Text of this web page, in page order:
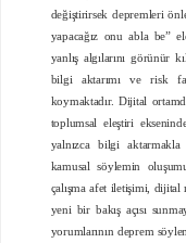
değiştirirsek depremleri
yapacağız onu abla be”
yanlış algılarını görünür
bilgi aktarımı ve risk
koymaktadır. Dijital
toplumsal eleştiri
yalnızca bilgi aktarmakla
kamusal söylemin
çalışma afet iletişimi,
yeni bir bakış açısı
yorumlarının deprem